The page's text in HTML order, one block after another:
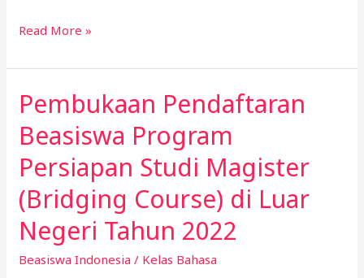
Read More »
Pembukaan Pendaftaran
Beasiswa Program
Persiapan Studi Magister
(Bridging Course) di Luar
Negeri Tahun 2022
Beasiswa Indonesia / Kelas Bahasa
Pembukaan
Pendaftaran
Beasiswa
Program
Persiapan
Studi
Magister
(Bridging
Course)